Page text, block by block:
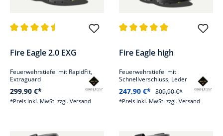
Fire Eagle 2.0 EXG
Feuerwehrstiefel mit RapidFit,
Extraguard
299,90 €*
*Preis inkl. MwSt. zzgl. Versand
Fire Eagle high
Feuerwehrstiefel mit
Schnellverschluss, Leder
247,90 €* 309,90 €*
*Preis inkl. MwSt. zzgl. Versand